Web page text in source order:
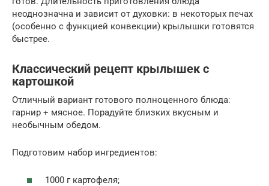
неоднозначна и зависит от духовки: в некоторых печах
(особенно с функцией конвекции) крылышки готовятся
быстрее.
Классический рецепт крылышек с
картошкой
Отличный вариант готового полноценного блюда:
гарнир + мясное. Порадуйте близких вкусным и
необычным обедом.
Подготовим набор ингредиентов:
1000 г картофеля;